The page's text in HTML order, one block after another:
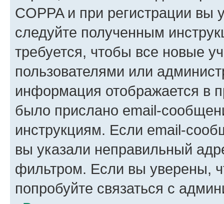
COPPA и при регистрации вы
следуйте полученным
требуется, чтобы все новые
пользователями или
информация отображается в
было прислано email-
инструкциям. Если email-
вы указали неправильный
фильтром. Если вы уверены,
попробуйте связаться с